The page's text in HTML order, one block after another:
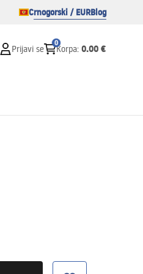
Crnogorski / EURBlog
Prijavi se
0
Korpa: 0.00 €